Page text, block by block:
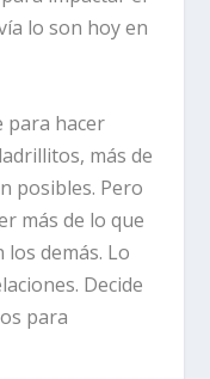
lo son hoy en
para hacer
más de
posibles. Pero
más de lo que
demás. Lo
Decide
para